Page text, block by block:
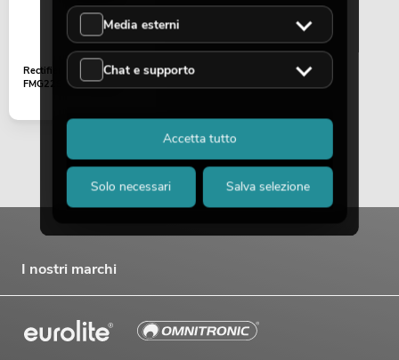
OMNITRONIC PAS MK3 Performer Set
No. 20000745Articolo non disponibile
Rectifiers 200V/5A
FMG22S ITO-220AB
I nostri marchi
Media esterni
Chat e supporto
Solo necessari Salva selezione
Accetta tutto